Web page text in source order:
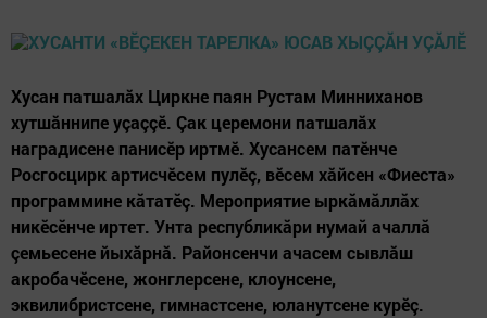
Хусан патшалăх Циркне паян Рустам Минниханов
хутшăннипе уçаççӗ. Çак церемони патшалăх
наградисене панисӗр иртмӗ. Хусансем патӗнче
Росгосцирк артисчӗсем пулӗç, вӗсем хăйсен «Фиеста»
программине кăтатӗç. Мероприятие ыркăмăллăх
никӗсӗнче иртет. Унта республикăри нумай ачаллă
çемьесене йыхăрнă. Районсенчи ачасем сывлăш
акробачӗсене, жонглерсене, клоунсене,
эквилибристсене, гимнастсене, юланутсене курӗç.